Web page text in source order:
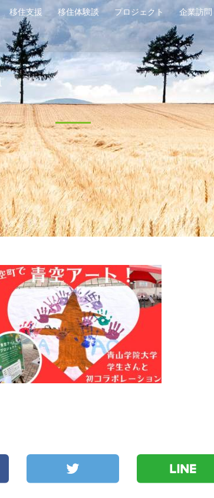
移住支援 移住体験談 プロジェクト 企業訪問